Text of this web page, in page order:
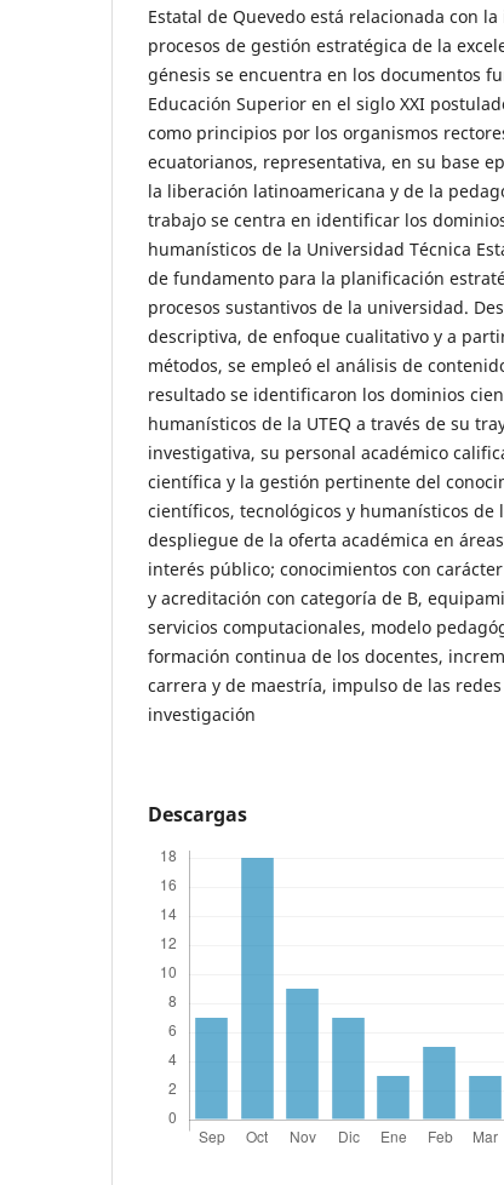
Estatal de Quevedo está relacionada con
procesos de gestión estratégica de la
génesis se encuentra en los documentos
Educación Superior en el siglo XXI
como principios por los organismos
ecuatorianos, representativa, en su base
la liberación latinoamericana y de la
trabajo se centra en identificar los
humanísticos de la Universidad Técnica
de fundamento para la planificación
procesos sustantivos de la universidad.
descriptiva, de enfoque cualitativo y a
métodos, se empleó el análisis de
resultado se identificaron los dominios
humanísticos de la UTEQ a través de su
investigativa, su personal académico
científica y la gestión pertinente del
científicos, tecnológicos y humanísticos de
despliegue de la oferta académica en
interés público; conocimientos con
y acreditación con categoría de B,
servicios computacionales, modelo
formación continua de los docentes,
carrera y de maestría, impulso de las
investigación
Descargas